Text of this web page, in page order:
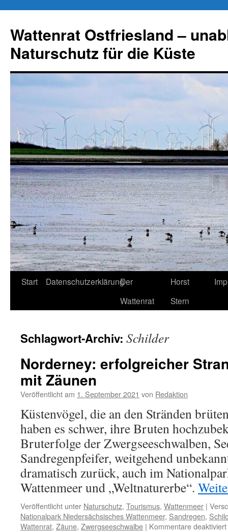
springen
Wattenrat Ostfriesland –
Naturschutz für die Küste
Start DatenschutzerklärungDer
Wattenrat
Horst
Stern
Schlagwort-Archiv: Schilder
Norderney: erfolgreicher
mit Zäunen
Veröffentlicht am 1. September 2021 von Redaktion
Küstenvögel, die an den Stränden
haben es schwer, ihre Bruten
Bruterfolge der Zwergseeschwalben,
Sandregenpfeifer, weitgehend
dramatisch zurück, auch im
Wattenmeer und „Weltnaturerbe“.
Veröffentlicht unter Naturschutz, Tourismus, Wattenmeer |
Nationalpark Niedersächsisches Wattenmeer, Sandregen,
Wattenrat, Zäune, Zwergseeschwalbe | Kommentare deaktiviert